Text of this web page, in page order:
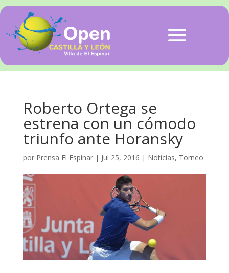
Roberto Ortega se
estrena con un cómodo
triunfo ante Horansky
por Prensa El Espinar| Jul 25, 2016 | Noticias, Torneo